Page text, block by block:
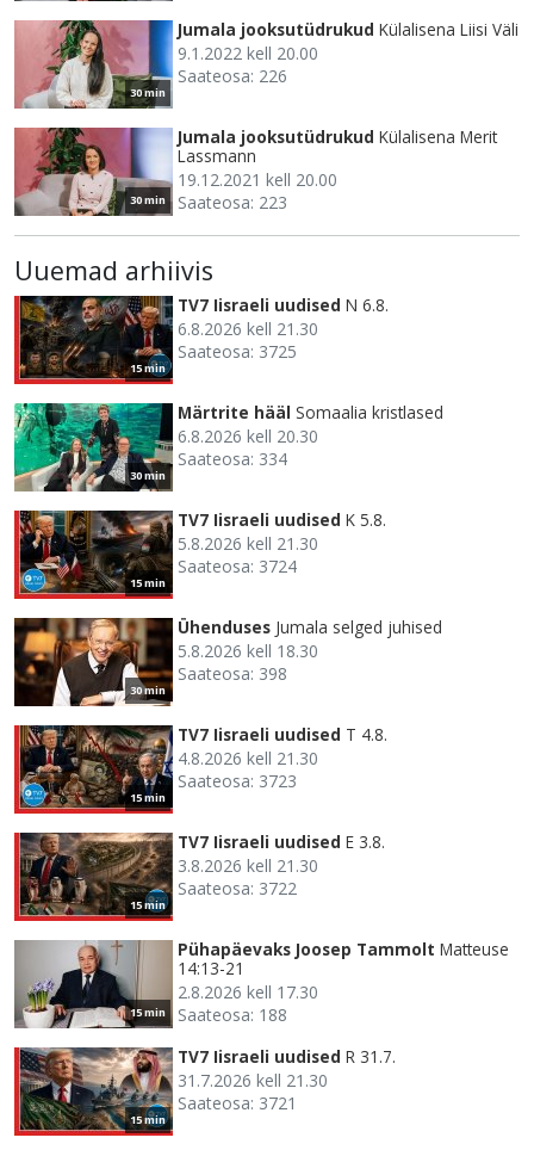
30 min
Jumala jooksutüdrukud Külalisena Liisi Väli
9.1.2022 kell 20.00
Saateosa: 226
30 min
Jumala jooksutüdrukud Külalisena Merit
Lassmann
19.12.2021 kell 20.00
Saateosa: 223
Uuemad arhiivis
15 min
TV7 Iisraeli uudised N 6.8.
6.8.2026 kell 21.30
Saateosa: 3725
30 min
Märtrite hääl Somaalia kristlased
6.8.2026 kell 20.30
Saateosa: 334
15 min
TV7 Iisraeli uudised K 5.8.
5.8.2026 kell 21.30
Saateosa: 3724
30 min
Ühenduses Jumala selged juhised
5.8.2026 kell 18.30
Saateosa: 398
15 min
TV7 Iisraeli uudised T 4.8.
4.8.2026 kell 21.30
Saateosa: 3723
15 min
TV7 Iisraeli uudised E 3.8.
3.8.2026 kell 21.30
Saateosa: 3722
15 min
Pühapäevaks Joosep Tammolt Matteuse
14:13-21
2.8.2026 kell 17.30
Saateosa: 188
15 min
TV7 Iisraeli uudised R 31.7.
31.7.2026 kell 21.30
Saateosa: 3721